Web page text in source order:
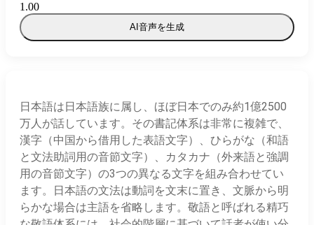
1.00
AI音声を生成
日本語は日本語族に属し、ほぼ日本でのみ約1億2500
万人が話しています。その書記体系は非常に複雑で、
漢字（中国から借用した表語文字）、ひらがな（和語
と文法助詞用の音節文字）、カタカナ（外来語と強調
用の音節文字）の3つの異なる文字を組み合わせてい
ます。日本語の文法は動詞を文末に置き、文脈から明
らかな場合は主語を省略します。敬語と呼ばれる精巧